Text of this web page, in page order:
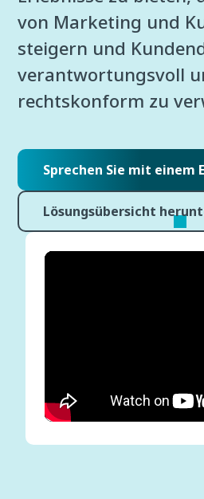
von Marketing und
steigern und
verantwortungsvoll
rechtskonform zu
Sprechen Sie mit einem
Lösungsübersicht